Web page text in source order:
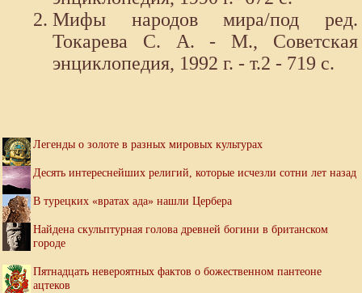
Мифы народов мира/под ред.
Токарева С. А. - М., Советская
энциклопедия, 1992 г. - т.2 - 719 с.
Легенды о золоте в разных мировых культурах
Десять интереснейших религий, которые исчезли сотни лет назад
В турецких «вратах ада» нашли Цербера
Найдена скульптурная голова древней богини в британском
городе
Пятнадцать невероятных фактов о божественном пантеоне
ацтеков